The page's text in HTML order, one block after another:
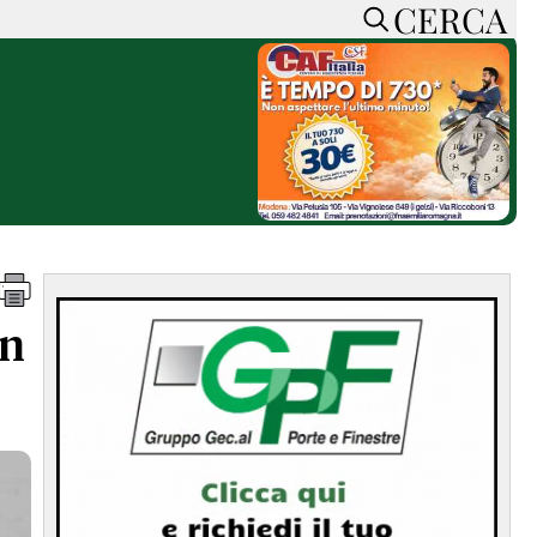
CERCA
ACCEDI o REGISTRATI
CONTATTI
SOSTIENI LA PRESSA
CONOSCI LA PRESSA
COOKIE POLICY
PRIVACY POLICY
FEED RSS
MAPPA DEL SITO
NORMATIVE
DEONTOLOGICHE
CERCA